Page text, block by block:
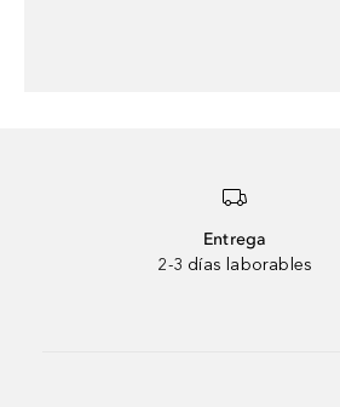
Entrega
2-3 días laborables